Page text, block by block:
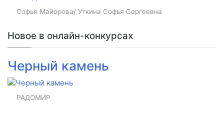
Софья Майорова/ Уткина Софья Сергеевна
Новое в онлайн-конкурсах
Черный камень
РАДОМИР